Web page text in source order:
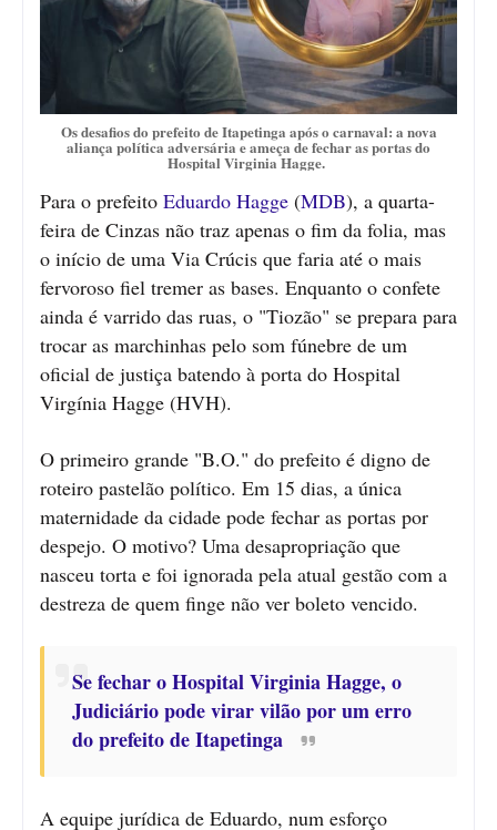
Os desafios do prefeito de Itapetinga após o carnaval: a nova
aliança política adversária e ameça de fechar as portas do
Hospital Virginia Hagge.
Para o prefeito Eduardo Hagge (MDB), a quarta-
feira de Cinzas não traz apenas o fim da folia, mas
o início de uma Via Crúcis que faria até o mais
fervoroso fiel tremer as bases. Enquanto o confete
ainda é varrido das ruas, o "Tiozão" se prepara para
trocar as marchinhas pelo som fúnebre de um
oficial de justiça batendo à porta do Hospital
Virgínia Hagge (HVH).
O primeiro grande "B.O." do prefeito é digno de
roteiro pastelão político. Em 15 dias, a única
maternidade da cidade pode fechar as portas por
despejo. O motivo? Uma desapropriação que
nasceu torta e foi ignorada pela atual gestão com a
destreza de quem finge não ver boleto vencido.
Se fechar o Hospital Virginia Hagge, o
Judiciário pode virar vilão por um erro
do prefeito de Itapetinga
A equipe jurídica de Eduardo, num esforço